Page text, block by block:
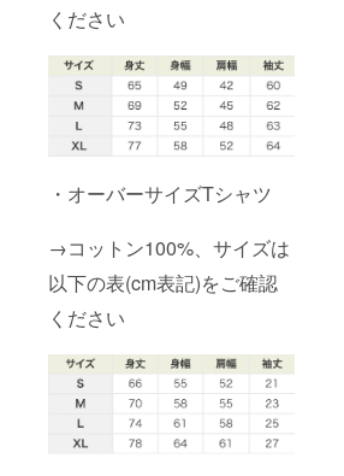
ください
・オーバーサイズTシャツ
→コットン100%、サイズは
以下の表(cm表記)をご確認
ください